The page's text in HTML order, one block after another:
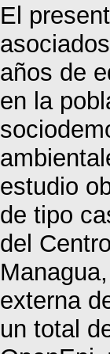
El
años de
en la
estudio
de tipo
del
externa
un total